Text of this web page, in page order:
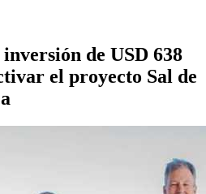
de USD 638
el proyecto Sal de